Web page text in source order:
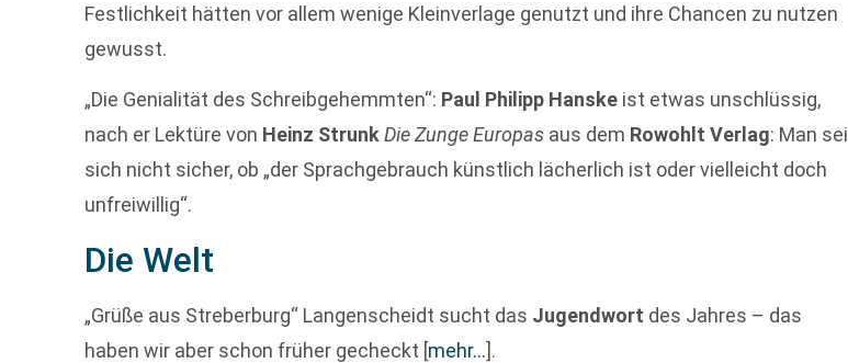
Festlichkeit hätten vor allem wenige Kleinverlage genutzt und ihre Chancen zu nutzen
gewusst.
„Die Genialität des Schreibgehemmten“: Paul Philipp Hanske ist etwas unschlüssig,
nach er Lektüre von Heinz Strunk Die Zunge Europas aus dem Rowohlt Verlag: Man sei
sich nicht sicher, ob „der Sprachgebrauch künstlich lächerlich ist oder vielleicht doch
unfreiwillig“.
Die Welt
„Grüße aus Streberburg“ Langenscheidt sucht das Jugendwort des Jahres – das
haben wir aber schon früher gecheckt [mehr…].